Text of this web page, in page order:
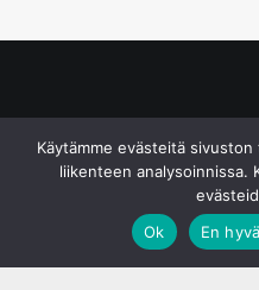
Käytämme evästeitä
liikenteen analysoinnissa.
Ok
En